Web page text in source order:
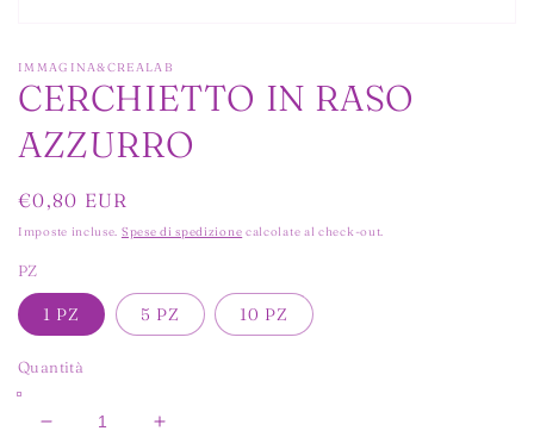
multimediali
1
in
modale
IMMAGINA&CREALAB
CERCHIETTO IN RASO
AZZURRO
Prezzo
di
€0,80 EUR
Imposte incluse. Spese di spedizione calcolate al check-out.
PZ
1 PZ 5 PZ 10 PZ
Quantità